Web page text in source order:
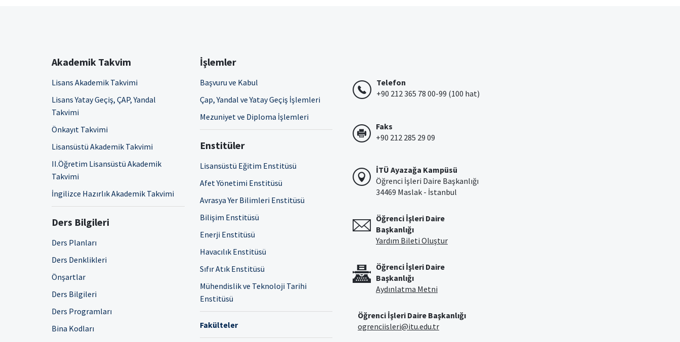
Akademik Takvim
Lisans Akademik Takvimi
Lisans Yatay Geçiş, ÇAP, Yandal
Takvimi
Önkayıt Takvimi
Lisansüstü Akademik Takvimi
II.Öğretim Lisansüstü Akademik
Takvimi
İngilizce Hazırlık Akademik Takvimi
Ders Bilgileri
Ders Planları
Ders Denklikleri
Önşartlar
Ders Bilgileri
Ders Programları
Bina Kodları
İşlemler
Başvuru ve Kabul
Çap, Yandal ve Yatay Geçiş İşlemleri
Mezuniyet ve Diploma İşlemleri
Enstitüler
Lisansüstü Eğitim Enstitüsü
Afet Yönetimi Enstitüsü
Avrasya Yer Bilimleri Enstitüsü
Bilişim Enstitüsü
Enerji Enstitüsü
Havacılık Enstitüsü
Sıfır Atık Enstitüsü
Mühendislik ve Teknoloji Tarihi
Enstitüsü
Fakülteler
Telefon
+90 212 365 78 00-99 (100 hat)
Faks
+90 212 285 29 09
İTÜ Ayazağa Kampüsü
Öğrenci İşleri Daire Başkanlığı
34469 Maslak - İstanbul
Öğrenci İşleri Daire
Başkanlığı
Yardım Bileti Oluştur
Öğrenci İşleri Daire
Başkanlığı
Aydınlatma Metni
Öğrenci İşleri Daire Başkanlığı
ogrenciisleri@itu.edu.tr